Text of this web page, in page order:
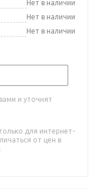
Нет в наличии
Нет в наличии
Нет в наличии
и уточнят
для интернет-
от цен в